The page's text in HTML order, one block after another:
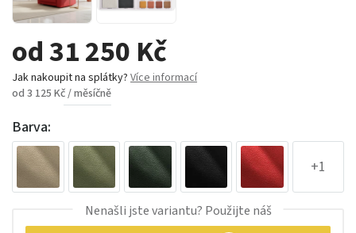
od 31 250 Kč
Jak nakoupit na splátky? Více informací
od 3 125 Kč / měsíčně
Barva:
+1
Nenašli jste variantu? Použijte náš